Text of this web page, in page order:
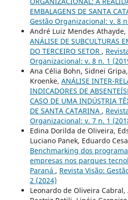
EMBALAGENS DE SANTA
Gestão Organizacional: v. 8
André Luiz Mendes
ANÁLISE DE SUBCULTURAS
DO TERCEIRO SETOR ,
Organizacional: v. 8 n. 1
Ana Célia Bohn, Sidnei
Kroenke, ANÁLISE INTER-
INDICADORES DE
CASO DE UMA INDÚSTRIA
DE SANTA CATARINA ,
Organizacional: v. 7 n. 1
Edina Dorilda de Oliveira,
Luciano Panek, Eduardo
Benchmarking dos
empresas nos parques
Paraná , Revista Visão:
2 (2024)
Leonardo de Oliveira